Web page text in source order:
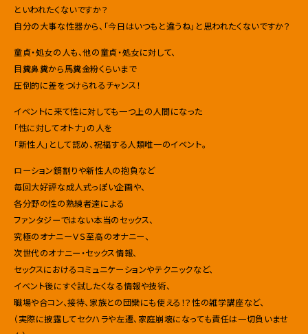
といわれたくないですか？
自分の大事な性器から、「今日はいつもと違うね」と思われたくないですか？
童貞・処女の人も、他の童貞・処女に対して、
目糞鼻糞から馬糞金粉くらいまで
圧倒的に差をつけられるチャンス！
イベントに来て性に対しても一つ上の人間になった
「性に対してオトナ」の人を
「新性人」として認め、祝福する人類唯一のイベント。
ローション鏡割りや新性人の抱負など
毎回大好評な成人式っぽい企画や、
各分野の性の熟練者達による
ファンタジーではない本当のセックス、
究極のオナニーＶＳ至高のオナニー、
次世代のオナニー・セックス情報、
セックスにおけるコミュニケーションやテクニックなど、
イベント後にすぐ試したくなる情報や技術、
職場や合コン、接待、家族との団欒にも使える！？性の雑学講座など、
（実際に披露してセクハラや左遷、家庭崩壊になっても責任は一切負いませ